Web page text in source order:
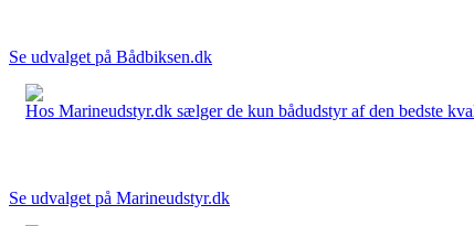
Se udvalget på Bådbiksen.dk
Hos Marineudstyr.dk sælger de kun bådudstyr af den bedste
Se udvalget på Marineudstyr.dk